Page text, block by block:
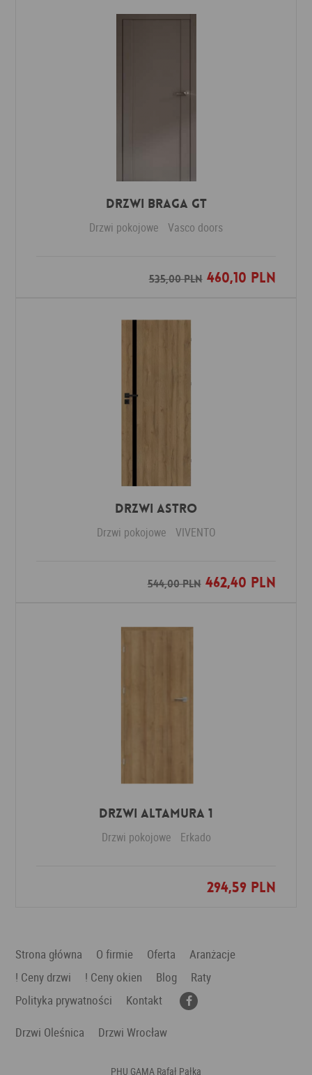
Drzwi Braga GT
Drzwi pokojowe Vasco doors
535,00 PLN460,10 PLN
Dodaj do ulubionych
Drzwi ASTRO
Drzwi pokojowe VIVENTO
544,00 PLN462,40 PLN
Dodaj do ulubionych
Drzwi Altamura 1
Drzwi pokojowe Erkado
294,59 PLN
Dodaj do ulubionych
Strona główna O firmie Oferta
Aranżacje
! Ceny drzwi
! Ceny okien Blog
Raty
Polityka prywatności
Kontakt
Drzwi Oleśnica
Drzwi Wrocław
PHU GAMA Rafał Pałka